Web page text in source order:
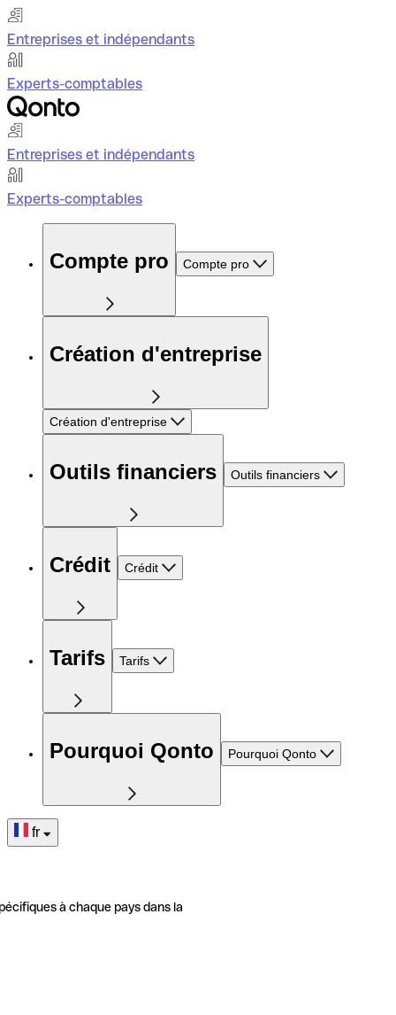
Entreprises et indépendants
Experts-comptables
Entreprises et indépendants
Experts-comptables
Compte pro Compte pro
Création d'entreprise
Création d'entreprise
Outils financiers Outils financiers
Crédit Crédit
Tarifs Tarifs
Pourquoi Qonto Pourquoi Qonto
fr
à chaque pays dans la